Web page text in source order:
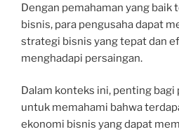
Dengan pemahaman yang baik
bisnis, para pengusaha dapat
strategi bisnis yang tepat dan
menghadapi persaingan.
Dalam konteks ini, penting bagi
untuk memahami bahwa
ekonomi bisnis yang dapat